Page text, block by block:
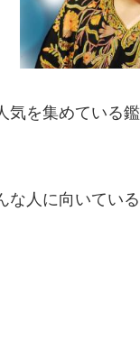
気を集めている
な人に向いてい